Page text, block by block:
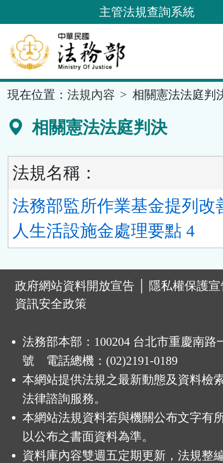
到
要
內
容
區
主管法規查詢系統
現在位置： 法規內容 相關憲法法庭判
相關憲法法庭判決
法規名稱：
法務部監所作業基金提列改
人生活設施金處理要點 4
政府網站資料開放宣告
隱私權保護
資訊安全政策
法務部本部：100204 台北市重慶南路
號 電話總機：(02)2191-0189
本網站提供法規之最新動態及資料檢
法律諮詢服務。
本網站法規資料若與機關公布文字有
以公布之書面資料為準。
資料庫內容雙週五定期更新，法規整